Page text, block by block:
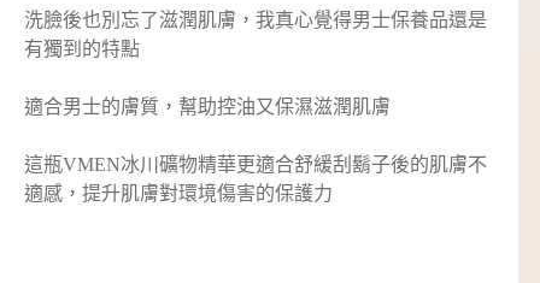
洗臉後也別忘了滋潤肌膚，我真心覺得男士保養品還是
有獨到的特點
適合男士的膚質，幫助控油又保濕滋潤肌膚
這瓶VMEN冰川礦物精華更適合舒緩刮鬍子後的肌膚不
適感，提升肌膚對環境傷害的保護力